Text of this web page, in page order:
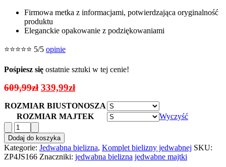
Firmowa metka z informacjami, potwierdzająca oryginalność
produktu
Eleganckie opakowanie z podziękowaniami
⭐⭐⭐⭐⭐ 5/5 opinie
Pośpiesz się ostatnie sztuki w tej cenie!
609,99zł Pierwotna
wynosiła:
609,99zł.
339,99złAktualna
wynosi:
339,99zł.
ROZMIAR BIUSTONOSZA
ROZMIAR MAJTEK
Wyczyść
ilość
Komplet
Jedwabnej
Bielizny
Stringi
Dodaj do koszyka
Kategorie: Jedwabna bielizna, Komplet bielizny jedwabnej SKU:
ZP4JS166 Znaczniki: jedwabna bielizna jedwabne majtki